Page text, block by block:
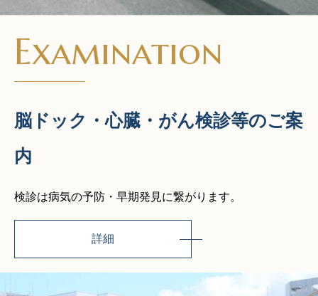
Examination
脳ドック・心臓・がん検診等のご案
内
検診は病気の予防・早期発見に繋がります。
詳細